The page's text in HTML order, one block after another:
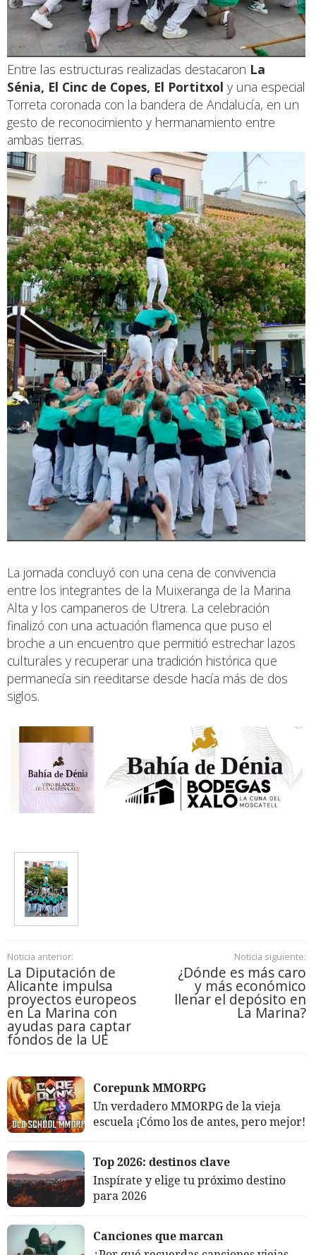
Entre las estructuras realizadas destacaron La
Sénia, El Cinc de Copes, El Portitxol y una especial
Torreta coronada con la bandera de Andalucía, en un
gesto de reconocimiento y hermanamiento entre
ambas tierras.
La jornada concluyó con una cena de convivencia
entre los integrantes de la Muixeranga de la Marina
Alta y los campaneros de Utrera. La celebración
finalizó con una actuación flamenca que puso el
broche a un encuentro que permitió estrechar lazos
culturales y recuperar una tradición histórica que
permanecía sin reeditarse desde hacía más de dos
siglos.
Noticia anterior:
La Diputación de
Alicante impulsa
proyectos europeos
en La Marina con
ayudas para captar
fondos de la UE
Noticia siguiente:
¿Dónde es más caro
y más económico
llenar el depósito en
La Marina?
Corepunk MMORPG
Un verdadero MMORPG de la vieja
escuela ¡Cómo los de antes, pero mejor!
Top 2026: destinos clave
Inspírate y elige tu próximo destino
para 2026
Canciones que marcan